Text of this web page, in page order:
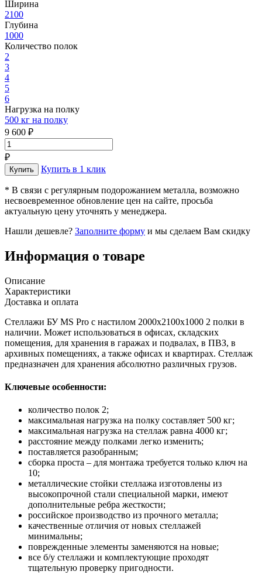
Ширина
2100
Глубина
1000
Количество полок
2
3
4
5
6
Нагрузка на полку
500 кг на полку
9 600 ₽
₽
Купить в 1 клик
* В связи с регулярным подорожанием металла, возможно
несвоевременное обновление цен на сайте, просьба
актуальную цену уточнять у менеджера.
Нашли дешевле? Заполните форму и мы сделаем Вам скидку
Информация о товаре
Описание
Характеристики
Доставка и оплата
Стеллажи БУ MS Pro с настилом 2000x2100x1000 2 полки в
наличии. Может использоваться в офисах, складских
помещения, для хранения в гаражах и подвалах, в ПВЗ, в
архивных помещениях, а также офисах и квартирах. Стеллаж
предназначен для хранения абсолютно различных грузов.
Ключевые особенности:
количество полок 2;
максимальная нагрузка на полку составляет 500 кг;
максимальная нагрузка на стеллаж равна 4000 кг;
расстояние между полками легко изменить;
поставляется разобранным;
сборка проста – для монтажа требуется только ключ на
10;
металлические стойки стеллажа изготовлены из
высокопрочной стали специальной марки, имеют
дополнительные ребра жесткости;
российское производство из прочного металла;
качественные отличия от новых стеллажей
минимальны;
поврежденные элементы заменяются на новые;
все б/у стеллажи и комплектующие проходят
тщательную проверку пригодности.